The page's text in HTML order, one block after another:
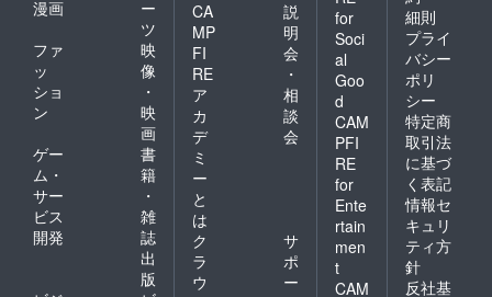
漫画
ー
ツ
ファ
ッ
ショ
ン
映
像
・
映
画
ゲー
ム・
サー
ビス
開発
書
籍
・
雑
誌
出
版
CA
MP
FI
RE
ア
カ
デ
ミ
ー
と
は
説
明
会
・
相
談
会
ク
ラ
ウ
サ
ポ
ー
for
Soci
al
Goo
d
CAM
PFI
RE
for
Ente
rtain
men
t
CAM
細則
プライ
バシー
ポリ
シー
特定商
取引法
に基づ
く表記
情報セ
キュリ
ティ方
針
反社基